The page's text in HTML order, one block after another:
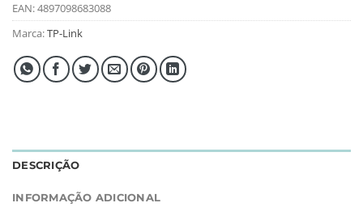
EAN:4897098683088
Marca:TP-Link
DESCRIÇÃO
INFORMAÇÃO ADICIONAL